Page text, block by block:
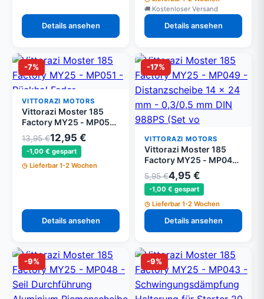
Details ansehen
Kostenloser Versand
Details ansehen
-7%
VITTORAZI MOTORS
Vittorazi Moster 185
Factory MY25 - MP051 -
Rückhol Feder
13,95 €12,95 €
-1,00 € gespart
Lieferbar 1-2 Wochen
Details ansehen
-17%
VITTORAZI MOTORS
Vittorazi Moster 185
Factory MY25 - MP049
- Distanzscheibe 14 x
24 mm - 0,3/0,5 mm DIN
988PS (Set von 2)
5,95 €4,95 €
-1,00 € gespart
Lieferbar 1-2 Wochen
Details ansehen
-9% -9%